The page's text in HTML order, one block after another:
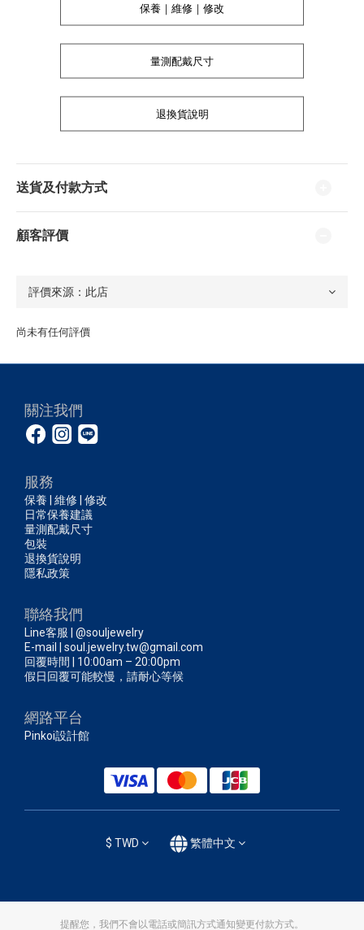
保養｜維修｜修改
量測配戴尺寸
退換貨說明
送貨及付款方式
顧客評價
尚未有任何評價
關注我們
服務
保養 | 維修 | 修改
日常保養建議
量測配戴尺寸
包裝
退換貨說明
隱私政策
聯絡我們
Line客服 | @souljewelry
E-mail | soul.jewelry.tw@gmail.com
回覆時間 | 10:00am – 20:00pm
假日回覆可能較慢，請耐心等候
網路平台
Pinkoi設計館
$ TWD 繁體中文
提醒您，我們不會以電話或簡訊方式通知變更付款方式。